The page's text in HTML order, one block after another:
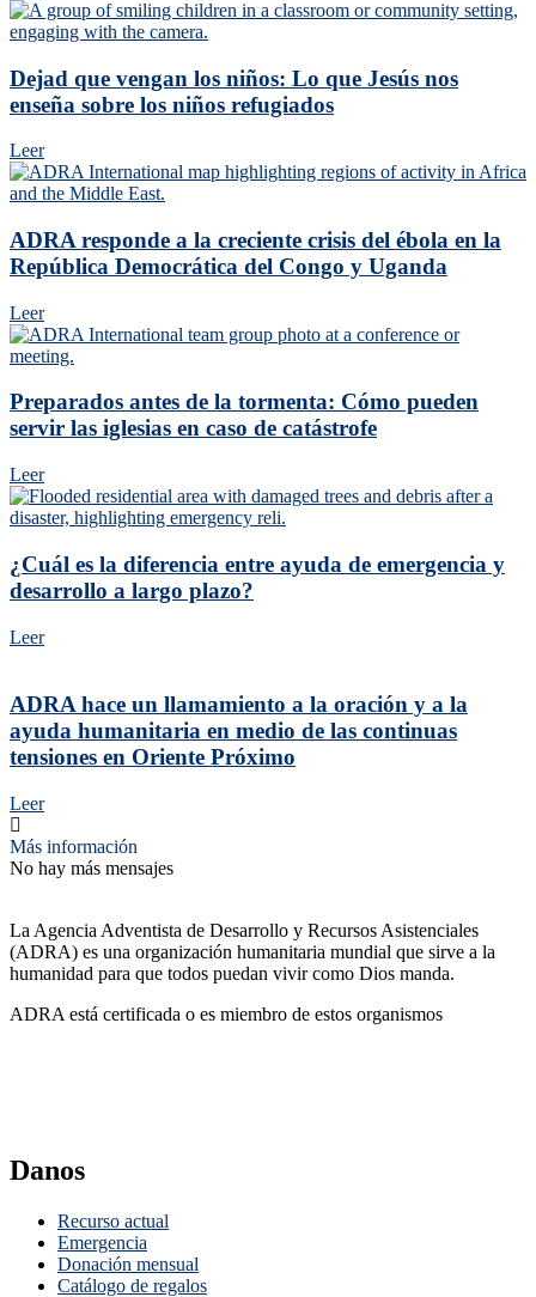
Dejad que vengan los niños: Lo que Jesús nos
enseña sobre los niños refugiados
Leer
ADRA responde a la creciente crisis del ébola en la
República Democrática del Congo y Uganda
Leer
Preparados antes de la tormenta: Cómo pueden
servir las iglesias en caso de catástrofe
Leer
¿Cuál es la diferencia entre ayuda de emergencia y
desarrollo a largo plazo?
Leer
ADRA hace un llamamiento a la oración y a la
ayuda humanitaria en medio de las continuas
tensiones en Oriente Próximo
Leer
Más información
No hay más mensajes
La Agencia Adventista de Desarrollo y Recursos Asistenciales
(ADRA) es una organización humanitaria mundial que sirve a la
humanidad para que todos puedan vivir como Dios manda.
ADRA está certificada o es miembro de estos organismos
Danos
Recurso actual
Emergencia
Donación mensual
Catálogo de regalos